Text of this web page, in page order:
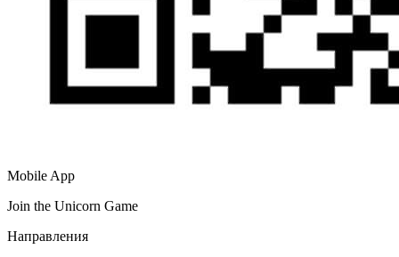
Mobile App
Join the Unicorn Game
Направления